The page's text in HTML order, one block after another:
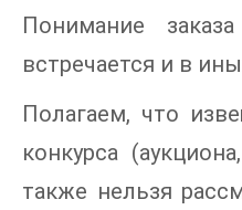
Понимание
встречается и в
Полагаем, что
конкурса
также нельзя